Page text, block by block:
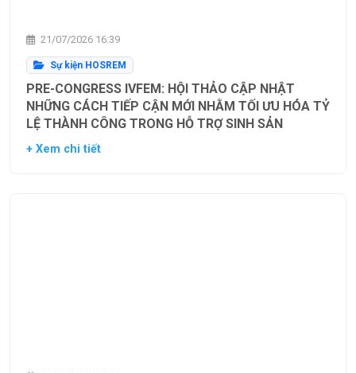
21/07/2026 16:39
Sự kiện HOSREM
PRE-CONGRESS IVFEM: HỘI THẢO CẬP NHẬT
NHỮNG CÁCH TIẾP CẬN MỚI NHẰM TỐI ƯU HÓA TỶ
LỆ THÀNH CÔNG TRONG HỖ TRỢ SINH SẢN
+ Xem chi tiết